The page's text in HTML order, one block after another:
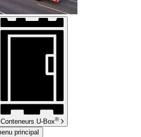
Conteneurs U-Box®
principal